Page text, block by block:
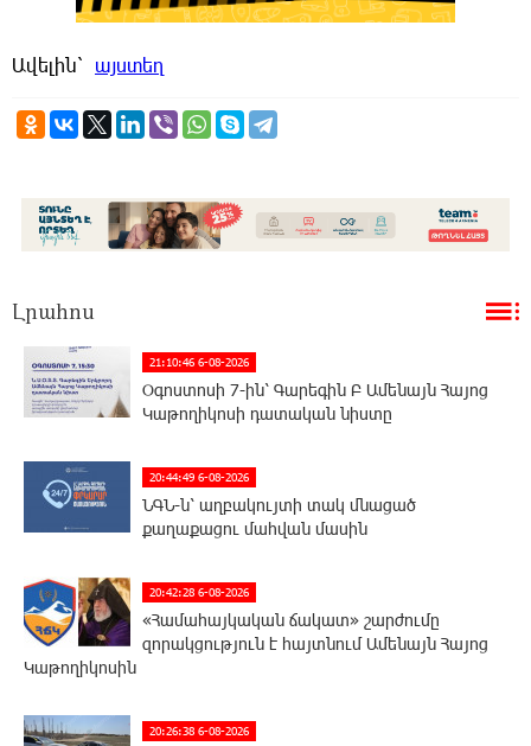
Ավելին՝ այստեղ
Լրահոս
21:10:46 6-08-2026
Օգոստոսի 7-ին՝ Գարեգին Բ Ամենայն Հայոց
Կաթողիկոսի դատական նիստը
20:44:49 6-08-2026
ՆԳՆ-ն՝ աղբակույտի տակ մնացած
քաղաքացու մահվան մասին
20:42:28 6-08-2026
«Համահայկական ճակատ» շարժումը
զորակցություն է հայտնում Ամենայն Հայոց
Կաթողիկոսին
20:26:38 6-08-2026